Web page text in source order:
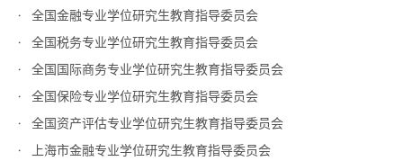
全国金融专业学位研究生教育指导委员会
全国税务专业学位研究生教育指导委员会
全国国际商务专业学位研究生教育指导委员会
全国保险专业学位研究生教育指导委员会
全国资产评估专业学位研究生教育指导委员会
上海市金融专业学位研究生教育指导委员会